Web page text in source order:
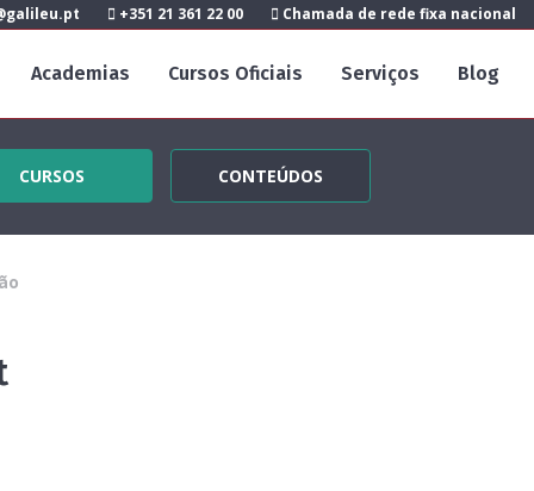
+351 21 361 22 00 Chamada de rede fixa nacional
Academias Cursos Oficiais Serviços Blog
CURSOS CONTEÚDOS